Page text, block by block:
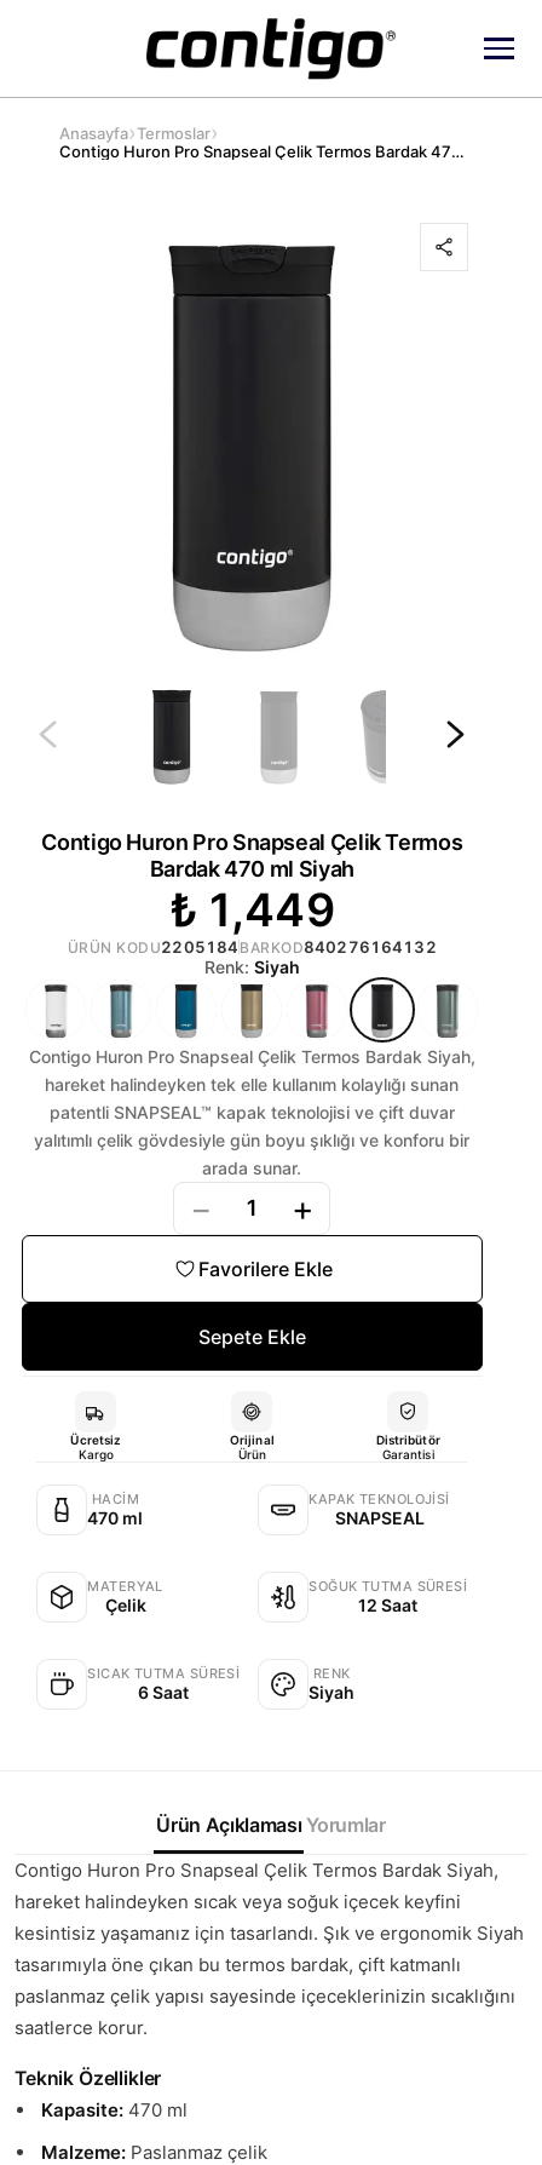
Anasayfa›Termoslar›
Contigo Huron Pro Snapseal Çelik Termos Bardak 470 ml Siyah
Contigo Huron Pro Snapseal Çelik Termos
Bardak 470 ml Siyah
₺ 1,449
ÜRÜN KODU2205184 BARKOD840276164132
Renk: Siyah
Contigo Huron Pro Snapseal Çelik Termos Bardak Siyah,
hareket halindeyken tek elle kullanım kolaylığı sunan
patentli SNAPSEAL™ kapak teknolojisi ve çift duvar
yalıtımlı çelik gövdesiyle gün boyu şıklığı ve konforu bir
arada sunar.
− 1 +
Favorilere Ekle
Sepete Ekle
Ücretsiz
Kargo
Orijinal
Ürün
Distribütör
Garantisi
HACIM
470 ml
KAPAK TEKNOLOJISI
SNAPSEAL
MATERYAL
Çelik
SOĞUK TUTMA SÜRESI
12 Saat
SICAK TUTMA SÜRESI
6 Saat
RENK
Siyah
Ürün Açıklaması Yorumlar
Contigo Huron Pro Snapseal Çelik Termos Bardak Siyah,
hareket halindeyken sıcak veya soğuk içecek keyfini
kesintisiz yaşamanız için tasarlandı. Şık ve ergonomik Siyah
tasarımıyla öne çıkan bu termos bardak, çift katmanlı
paslanmaz çelik yapısı sayesinde içeceklerinizin sıcaklığını
saatlerce korur.
Teknik Özellikler
Kapasite:470 ml
Malzeme:Paslanmaz çelik